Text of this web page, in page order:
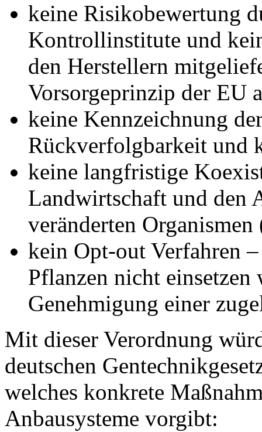
keine Risikobewertung
Kontrollinstitute und
den Herstellern
Vorsorgeprinzip der EU
keine Kennzeichnung
Rückverfolgbarkeit und
keine langfristige
Landwirtschaft und den
veränderten
kein Opt-out Verfahren
Pflanzen nicht
Genehmigung einer
Mit dieser Verordnung
deutschen
welches konkrete
Anbausysteme vorgibt: